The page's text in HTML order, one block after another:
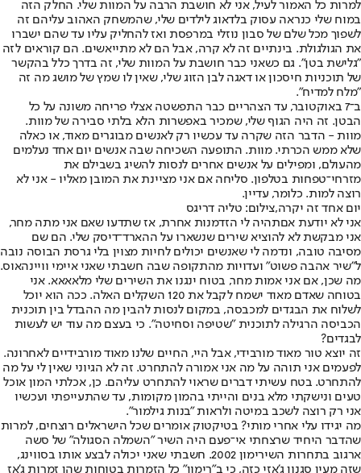
למרות כל האמור לעיל, אני לא חושבת הרבה על המוות שלי. החלק הזה
במוח שלי כנראה עסוק בלדאוג לילדים שלי, שהמשחק האהוב עליהם זה
לשפוך מכל שלם של סבון נוזלי במרפסת ואז להחליק עליו עד שהם ישברו
את הגולגולת. בינתיים זה לא קרה, אבל הם לא מתייאשים. הם קוראים לזה
"גלישת בטן". גם כשאני כבר חושבת על המוות שלי, זה בדרך כלל בהקשר
של תוכניות חיסכון או דאגה לבן הזוג שלי, שאין לו שמץ של מושג מה זה
"מלח למדיח".
ב־7 באוקטובר, עד הצהריים כבר התפשטה אצלי פריחה משונה על כל
הבטן. זה היה הגוף שלי, שמכיר באפשרות הלא בלתי סבירה של מוות.
מוות - הדבר הזה שקרה עד עכשיו רק לאנשים מבוגרים מאוד, או כאלה
שלא ממש הכרתי. מוות. התופעה השכיחה שבה אנשים יום אחד נעלמים
מהעולם, ומפילים על אנשים אחרים לנסות להשיג בשבילם את
מזרחי־טפחות בטלפון. סליחה אם אני מציינת את המובן מאליו - אני לא
רוצה למות. כלומר, עדיין.
יום אחד זה יקרה,צילום: טליה דריגס
אני לא יודעת אםתהיה לי הזדמנות אחרת, אז שתדעו שאם אני מתה מחר,
אני מבקשת לא להוציא שירים שנשארו על ההארד־דיסק שלי. הם שם
מסיבה טובה, ונדמה לי שאנשים יכולים לחיות מצוין בלי גרסת הבוסה נובה
ל"שיר אהבה פשוט" ועדויות מהתקופה שבה חשבתי שאני איימי וויינהאוס.
מה שכן, אם אני אמות מחר, בטוח ינגנו את השירים שלי מלאאאא. אני
בטוחה שאדם מאוד ישמח לקבל את 120 השקלים האלה. ככה הוא יוכל
לשלוח את הבגדים למכבסה, במקום לנסות להבין מה ההבדל בין תוכנית
הכביסה הרגילה לתוכנית "שטיפה וסחיטה". כי בעצם מה עוד יש לעשות
לבגדים?
זה יוצא טור מאוד מורבידי, אבל היי, החיים שלנו מאוד מורבידיים לאחרונה.
לפעמים אני תוהה על מה אני אמורה להתחרט. זה לא הגיוני שאין לי על מה
להתחרט. בטח עשיתי דברים שראוי להתחרט עליהם. כן, אכלתי המון אוכל
טעים ונישקתי מלא בנים והייתי בהמון מקומות, עד שהתעייפתי ועכשיו
אני רק רוצה לשכב במיטה ולראות "בנות גילמור".
מה יגידו עלי אחרי מותי? בטיקטוק אומרים שכל הישראלים רוצחים, למרות
שהדבר היחיד שרצחתי אי־פעם היה השיר "השמלה הסגולה" של סשה
ארגוב בתחרות השירימון 2002. חשבתי שאני יכולה לבצע אותו בסווינג,
שזה מעין סגנון ג'אזי כזה, כי ב"רימון" כל הזמרות בטוחות שהן זמרות ג'אז